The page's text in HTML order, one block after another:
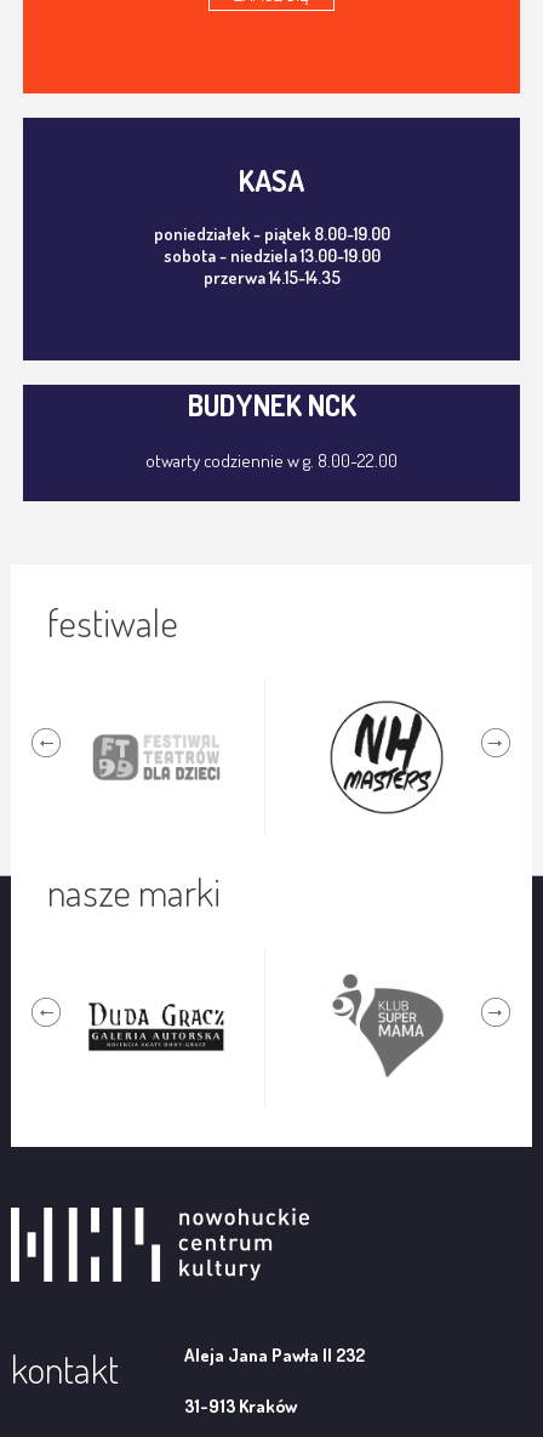
KASA
poniedziałek - piątek 8.00-19.00
sobota - niedziela 13.00-19.00
przerwa 14.15-14.35
BUDYNEK NCK
otwarty codziennie w g. 8.00-22.00
festiwale
nasze marki
kontakt Aleja Jana Pawła II 232
31-913 Kraków